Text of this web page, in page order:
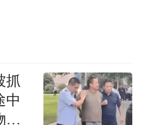
则有望将价格
。再加上电动车大
抓
中
被